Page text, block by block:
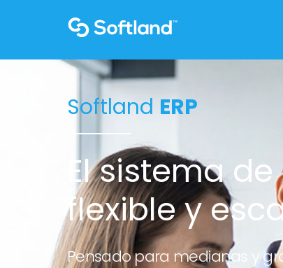
Softland ERP
El sistema de
flexible y
Pensado para medianas y